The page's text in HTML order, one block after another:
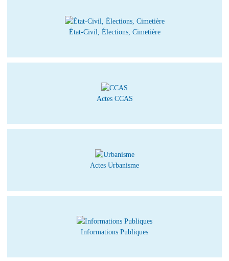
État-Civil, Élections, Cimetière
Actes CCAS
Actes Urbanisme
Informations Publiques